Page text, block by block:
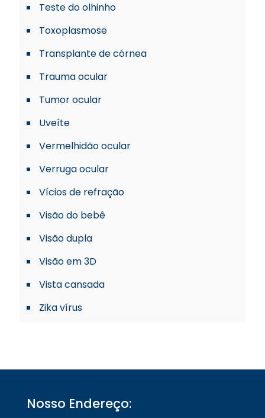
Teste do olhinho
Toxoplasmose
Transplante de córnea
Trauma ocular
Tumor ocular
Uveíte
Vermelhidão ocular
Verruga ocular
Vícios de refração
Visão do bebê
Visão dupla
Visão em 3D
Vista cansada
Zika vírus
Nosso Endereço: